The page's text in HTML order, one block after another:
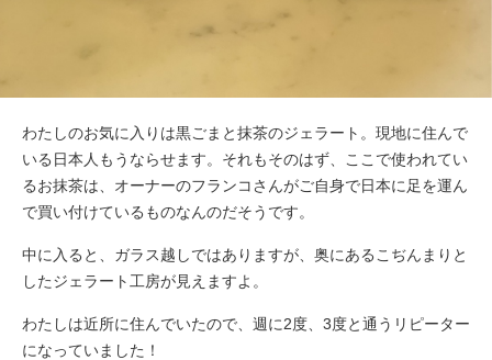
わたしのお気に入りは黒ごまと抹茶のジェラート。現地に住んで
いる日本人もうならせます。それもそのはず、ここで使われてい
るお抹茶は、オーナーのフランコさんがご自身で日本に足を運ん
で買い付けているものなんのだそうです。
中に入ると、ガラス越しではありますが、奥にあるこぢんまりと
したジェラート工房が見えますよ。
わたしは近所に住んでいたので、週に2度、3度と通うリピーター
になっていました！